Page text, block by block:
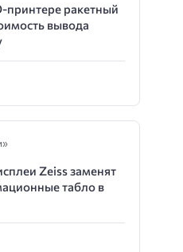
принтере ракетный
вывода
Zeiss заменят
табло в